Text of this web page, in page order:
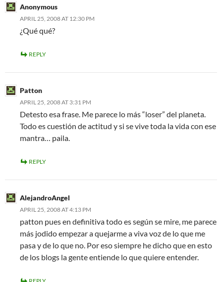
Anonymous
APRIL 25, 2008 AT 12:30 PM
¿Qué qué?
REPLY
Patton
APRIL 25, 2008 AT 3:31 PM
Detesto esa frase. Me parece lo más “loser” del planeta.
Todo es cuestión de actitud y si se vive toda la vida con ese
mantra… paila.
REPLY
AlejandroAngel
APRIL 25, 2008 AT 4:13 PM
patton pues en definitiva todo es según se mire, me parece
más jodido empezar a quejarme a viva voz de lo que me
pasa y de lo que no. Por eso siempre he dicho que en esto
de los blogs la gente entiende lo que quiere entender.